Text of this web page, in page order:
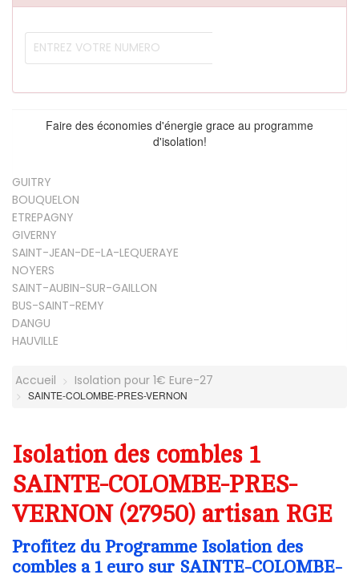
Faire des économies d'énergie grace au programme
d'isolation!
GUITRY
BOUQUELON
ETREPAGNY
GIVERNY
SAINT-JEAN-DE-LA-LEQUERAYE
NOYERS
SAINT-AUBIN-SUR-GAILLON
BUS-SAINT-REMY
DANGU
HAUVILLE
Accueil Isolation pour 1€ Eure-27
SAINTE-COLOMBE-PRES-VERNON
Isolation des combles 1
SAINTE-COLOMBE-PRES-
VERNON (27950) artisan RGE
Profitez du Programme Isolation des
combles a 1 euro sur SAINTE-COLOMBE-